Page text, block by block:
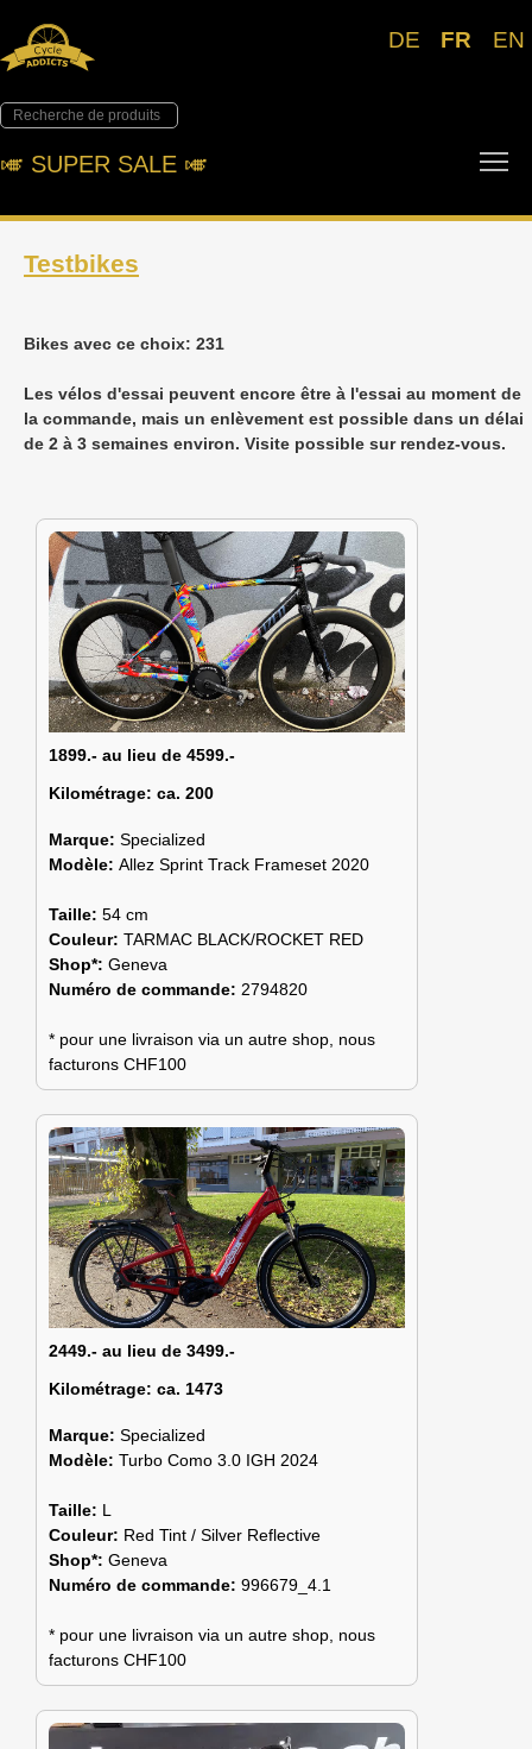
DE FR EN
🎺︎ SUPER SALE 🎺︎
Testbikes
Bikes avec ce choix: 231
Les vélos d'essai peuvent encore être à l'essai au moment de
la commande, mais un enlèvement est possible dans un délai
de 2 à 3 semaines environ. Visite possible sur rendez-vous.
1899.- au lieu de 4599.-
Kilométrage: ca. 200
Marque: Specialized
Modèle: Allez Sprint Track Frameset 2020
Taille: 54 cm
Couleur: TARMAC BLACK/ROCKET RED
Shop*: Geneva
Numéro de commande: 2794820
* pour une livraison via un autre shop, nous
facturons CHF100
2449.- au lieu de 3499.-
Kilométrage: ca. 1473
Marque: Specialized
Modèle: Turbo Como 3.0 IGH 2024
Taille: L
Couleur: Red Tint / Silver Reflective
Shop*: Geneva
Numéro de commande: 996679_4.1
* pour une livraison via un autre shop, nous
facturons CHF100